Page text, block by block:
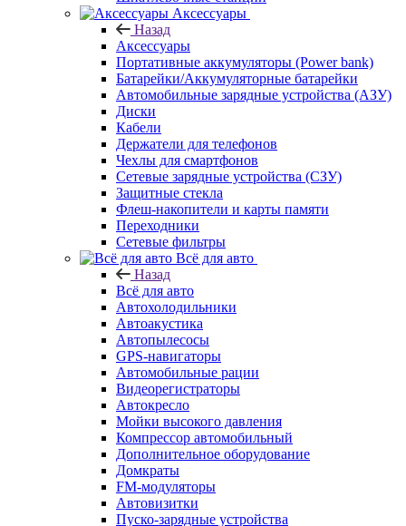
Аксессуары
Назад
Аксессуары
Портативные аккумуляторы (Power bank)
Батарейки/Аккумуляторные батарейки
Автомобильные зарядные устройства (АЗУ)
Диски
Кабели
Держатели для телефонов
Чехлы для смартфонов
Сетевые зарядные устройства (СЗУ)
Защитные стекла
Флеш-накопители и карты памяти
Переходники
Сетевые фильтры
Всё для авто
Назад
Всё для авто
Автохолодильники
Автоакустика
Автопылесосы
GPS-навигаторы
Автомобильные рации
Видеорегистраторы
Автокресло
Мойки высокого давления
Компрессор автомобильный
Дополнительное оборудование
Домкраты
FM-модуляторы
Автовизитки
Пуско-зарядные устройства